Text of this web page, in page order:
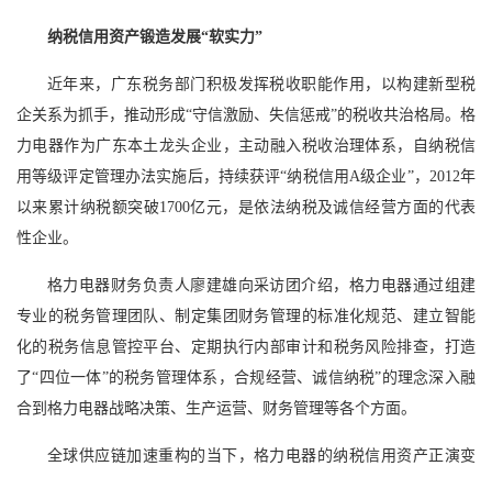
纳税信用资产锻造发展“软实力”
近年来，广东税务部门积极发挥税收职能作用，以构建新型税
企关系为抓手，推动形成“守信激励、失信惩戒”的税收共治格局。格
力电器作为广东本土龙头企业，主动融入税收治理体系，自纳税信
用等级评定管理办法实施后，持续获评“纳税信用A级企业”，2012年
以来累计纳税额突破1700亿元，是依法纳税及诚信经营方面的代表
性企业。
格力电器财务负责人廖建雄向采访团介绍，格力电器通过组建
专业的税务管理团队、制定集团财务管理的标准化规范、建立智能
化的税务信息管控平台、定期执行内部审计和税务风险排查，打造
了“四位一体”的税务管理体系，合规经营、诚信纳税”的理念深入融
合到格力电器战略决策、生产运营、财务管理等各个方面。
全球供应链加速重构的当下，格力电器的纳税信用资产正演变